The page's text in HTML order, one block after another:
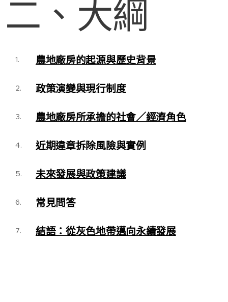
二、大綱
農地廠房的起源與歷史背景
政策演變與現行制度
農地廠房所承擔的社會／經濟角色
近期違章拆除風險與實例
未來發展與政策建議
常見問答
結語：從灰色地帶邁向永續發展